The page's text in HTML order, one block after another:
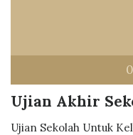
Ujian Akhir
Ujian Sekolah Untuk